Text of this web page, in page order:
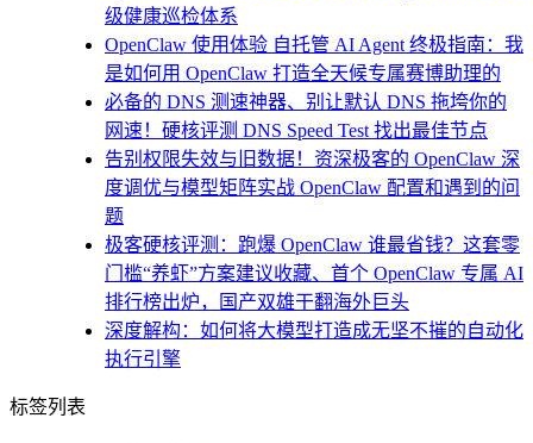
级健康巡检体系
OpenClaw 使用体验 自托管 AI Agent 终极指南：我
是如何用 OpenClaw 打造全天候专属赛博助理的
必备的 DNS 测速神器、别让默认 DNS 拖垮你的
网速！硬核评测 DNS Speed Test 找出最佳节点
告别权限失效与旧数据！资深极客的 OpenClaw 深
度调优与模型矩阵实战 OpenClaw 配置和遇到的问
题
极客硬核评测：跑爆 OpenClaw 谁最省钱？这套零
门槛“养虾”方案建议收藏、首个 OpenClaw 专属 AI
排行榜出炉，国产双雄干翻海外巨头
深度解构：如何将大模型打造成无坚不摧的自动化
执行引擎
标签列表